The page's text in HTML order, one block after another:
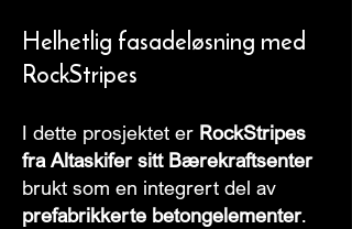
Helhetlig fasadeløsning med
RockStripes
I dette prosjektet er RockStripes
fra Altaskifer sitt Bærekraftsenter
brukt som en integrert del av
prefabrikkerte betongelementer.